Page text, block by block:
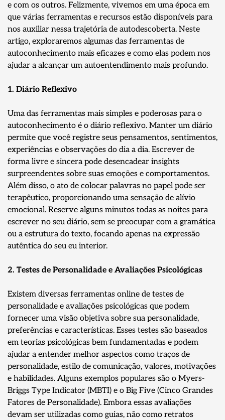
e com os outros. Felizmente, vivemos em uma época em
que várias ferramentas e recursos estão disponíveis para
nos auxiliar nessa trajetória de autodescoberta. Neste
artigo, exploraremos algumas das ferramentas de
autoconhecimento mais eficazes e como elas podem nos
ajudar a alcançar um autoentendimento mais profundo.
1. Diário Reflexivo
Uma das ferramentas mais simples e poderosas para o
autoconhecimento é o diário reflexivo. Manter um diário
permite que você registre seus pensamentos, sentimentos,
experiências e observações do dia a dia. Escrever de
forma livre e sincera pode desencadear insights
surpreendentes sobre suas emoções e comportamentos.
Além disso, o ato de colocar palavras no papel pode ser
terapêutico, proporcionando uma sensação de alívio
emocional. Reserve alguns minutos todas as noites para
escrever no seu diário, sem se preocupar com a gramática
ou a estrutura do texto, focando apenas na expressão
autêntica do seu eu interior.
2. Testes de Personalidade e Avaliações Psicológicas
Existem diversas ferramentas online de testes de
personalidade e avaliações psicológicas que podem
fornecer uma visão objetiva sobre sua personalidade,
preferências e características. Esses testes são baseados
em teorias psicológicas bem fundamentadas e podem
ajudar a entender melhor aspectos como traços de
personalidade, estilo de comunicação, valores, motivações
e habilidades. Alguns exemplos populares são o Myers-
Briggs Type Indicator (MBTI) e o Big Five (Cinco Grandes
Fatores de Personalidade). Embora essas avaliações
devam ser utilizadas como guias, não como retratos